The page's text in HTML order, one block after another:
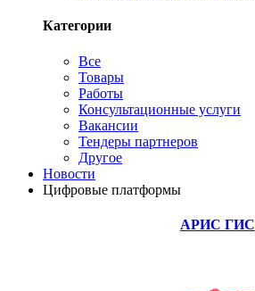
Категории
Все
Товары
Работы
Консультационные услуги
Вакансии
Тендеры партнеров
Другое
Новости
Цифровые платформы
АРИС ГИС